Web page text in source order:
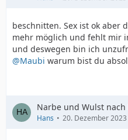
beschnitten. Sex ist ok aber
mehr möglich und fehlt mir
und deswegen bin ich
@Maubi warum bist du
Narbe und Wulst
Hans 20. Dezember